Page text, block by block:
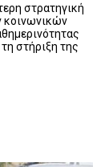
στρατηγική
κοινωνικών
στήριξη της